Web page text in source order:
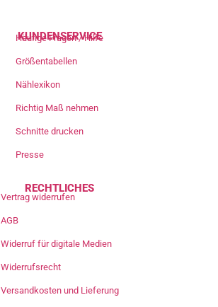
KUNDENSERVICE
Häufige Fragen / Hilfe
Größentabellen
Nählexikon
Richtig Maß nehmen
Schnitte drucken
Presse
RECHTLICHES
Vertrag widerrufen
AGB
Widerruf für digitale Medien
Widerrufsrecht
Versandkosten und Lieferung